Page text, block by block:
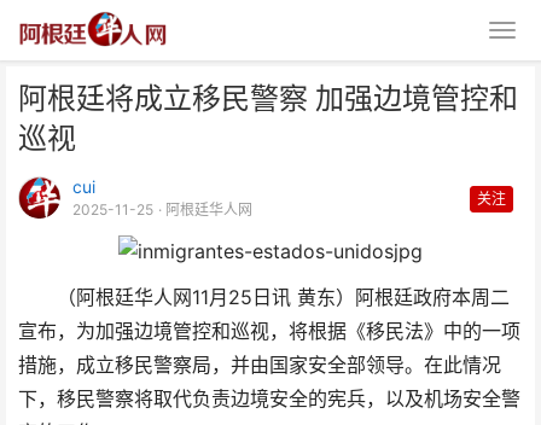
阿根廷将成立移民警察 加强边境管控和
巡视
cui
2025-11-25 · 阿根廷华人网
关注
（阿根廷华人网11月25日讯 黄东）阿根廷政府本周二
宣布，为加强边境管控和巡视，将根据《移民法》中的一项
措施，成立移民警察局，并由国家安全部领导。在此情况
下，移民警察将取代负责边境安全的宪兵，以及机场安全警
管控和巡视